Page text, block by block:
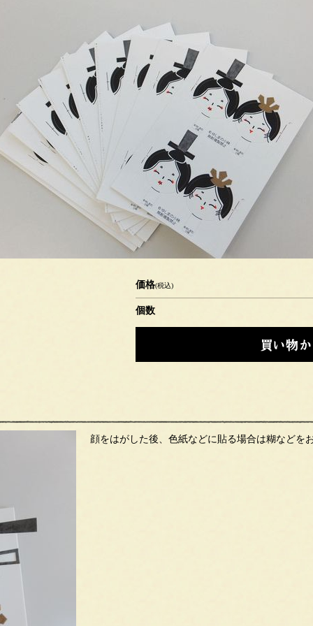
価格(税込)
個数
顔をはがした後、色紙などに貼る場合は糊などを